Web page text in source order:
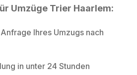
Umzüge Trier Haarlem:
Ihres Umzugs nach
in unter 24 Stunden